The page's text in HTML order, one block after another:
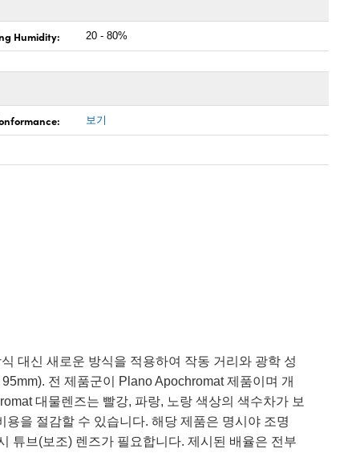
Humidity: 20 - 80%
보기
대신 새로운 방식을 적용하여 작동 거리와 광학 성
전 제품군이 Plano Apochromat 제품이며 개
대물렌즈는 빨강, 파랑, 노랑 색상의 색수차가 보
을 절감할 수 있습니다. 해당 제품은 명시야 조명
튜브(보조) 렌즈가 필요합니다. 제시된 배율은 전부